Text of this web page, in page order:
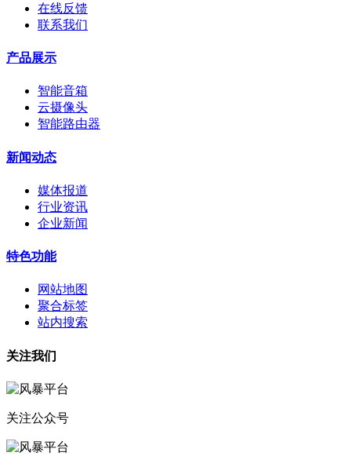
在线反馈
联系我们
产品展示
智能音箱
云摄像头
智能路由器
新闻动态
媒体报道
行业资讯
企业新闻
特色功能
网站地图
聚合标签
站内搜索
关注我们
关注公众号